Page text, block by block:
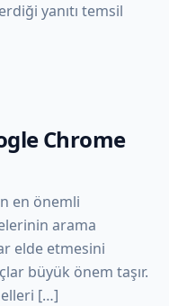
yanıtı temsil
Chrome
en önemli
arama
elde etmesini
büyük önem taşır.
[…]